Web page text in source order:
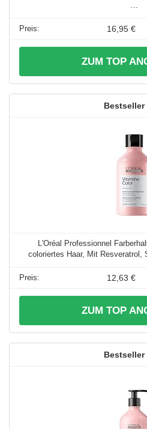
...
16,95 €
ZUM TOP
L'Oréal Professionnel
coloriertes Haar, Mit Resveratrol,
12,63 €
ZUM TOP